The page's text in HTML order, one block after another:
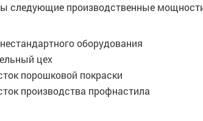
следующие производственные
оборудования
цех
порошковой покраски
производства профнастила